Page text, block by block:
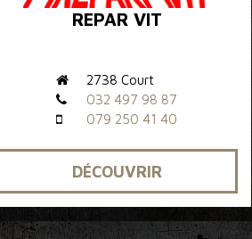
REPAR VIT
2738 Court
032 497 98 87
079 250 41 40
DÉCOUVRIR